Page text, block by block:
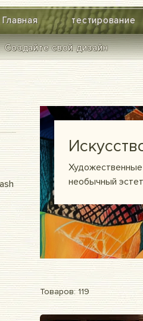
Главная тестирование
Создайте свой дизайн
необычный
Товаров: 119